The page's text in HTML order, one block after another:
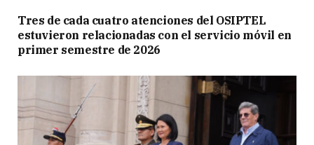
Tres de cada cuatro atenciones del OSIPTEL
estuvieron relacionadas con el servicio móvil en
primer semestre de 2026